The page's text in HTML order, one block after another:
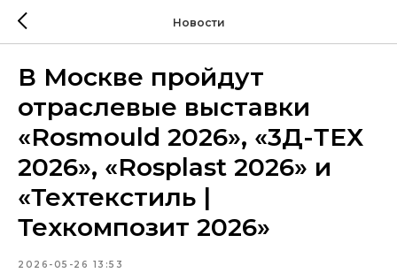
Новости
В Москве пройдут
отраслевые выставки
«Rosmould 2026», «3Д-ТЕХ
2026», «Rosplast 2026» и
«Техтекстиль |
Техкомпозит 2026»
2026-05-26 13:53